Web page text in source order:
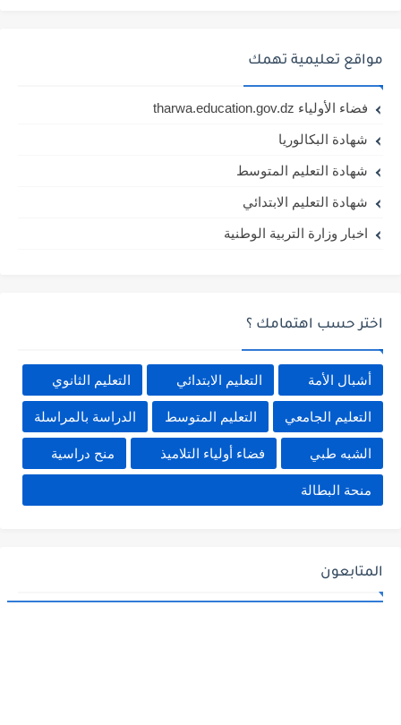
مواقع تعليمية تهمك
فضاء الأولياء tharwa.education.gov.dz
شهادة البكالوريا
شهادة التعليم المتوسط
شهادة التعليم الابتدائي
اخبار وزارة التربية الوطنية
اختر حسب اهتمامك ؟
أشبال الأمة التعليم الابتدائي التعليم الثانوي
التعليم الجامعي التعليم المتوسط الدراسة بالمراسلة
الشبه طبي فضاء أولياء التلاميذ منح دراسية
منحة البطالة
المتابعون